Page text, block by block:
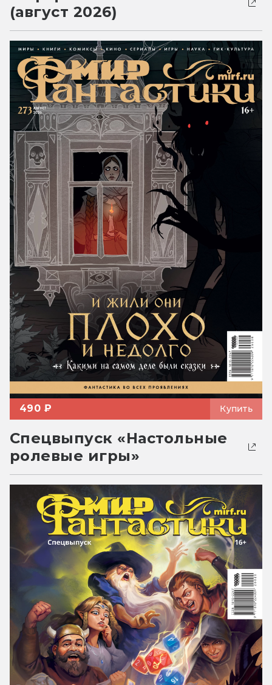
(август 2026)
490 ₽ Купить
Спецвыпуск «Настольные
ролевые игры»